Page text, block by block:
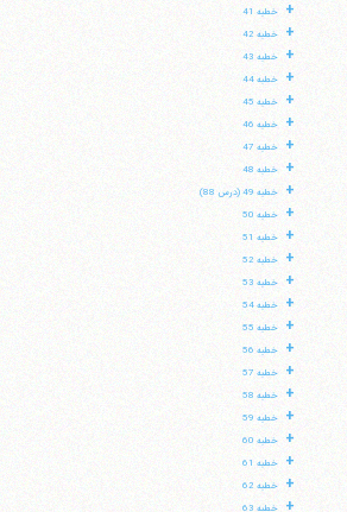
+ خطبه 41
+ خطبه 42
+ خطبه 43
+ خطبه 44
+ خطبه 45
+ خطبه 46
+ خطبه 47
+ خطبه 48
+ خطبه 49 (درس 88)
+ خطبه 50
+ خطبه 51
+ خطبه 52
+ خطبه 53
+ خطبه 54
+ خطبه 55
+ خطبه 56
+ خطبه 57
+ خطبه 58
+ خطبه 59
+ خطبه 60
+ خطبه 61
+ خطبه 62
+ خطبه 63